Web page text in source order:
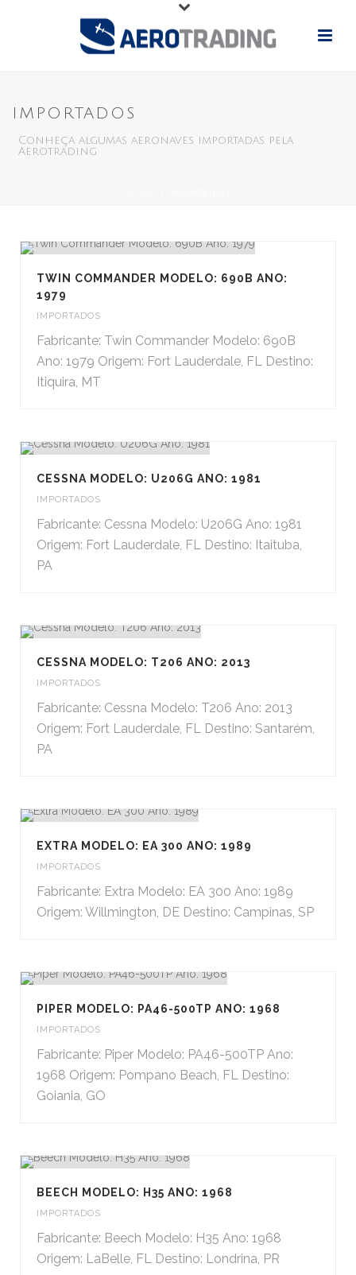
IMPORTADOS
Conheça algumas aeronaves importadas pela
Aerotrading
TWIN COMMANDER MODELO: 690B ANO:
1979
IMPORTADOS
Fabricante: Twin Commander Modelo: 690B
Ano: 1979 Origem: Fort Lauderdale, FL Destino:
Itiquira, MT
CESSNA MODELO: U206G ANO: 1981
IMPORTADOS
Fabricante: Cessna Modelo: U206G Ano: 1981
Origem: Fort Lauderdale, FL Destino: Itaituba,
PA
CESSNA MODELO: T206 ANO: 2013
IMPORTADOS
Fabricante: Cessna Modelo: T206 Ano: 2013
Origem: Fort Lauderdale, FL Destino: Santarém,
PA
EXTRA MODELO: EA 300 ANO: 1989
IMPORTADOS
Fabricante: Extra Modelo: EA 300 Ano: 1989
Origem: Willmington, DE Destino: Campinas, SP
PIPER MODELO: PA46-500TP ANO: 1968
IMPORTADOS
Fabricante: Piper Modelo: PA46-500TP Ano:
1968 Origem: Pompano Beach, FL Destino:
Goiania, GO
BEECH MODELO: H35 ANO: 1968
IMPORTADOS
Fabricante: Beech Modelo: H35 Ano: 1968
Origem: LaBelle, FL Destino: Londrina, PR